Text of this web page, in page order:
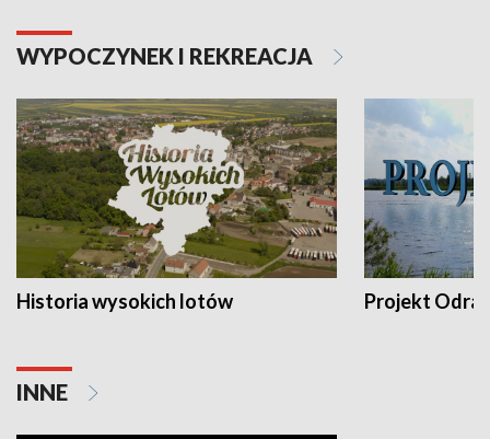
WYPOCZYNEK I REKREACJA
Historia wysokich lotów Projekt Odra
INNE